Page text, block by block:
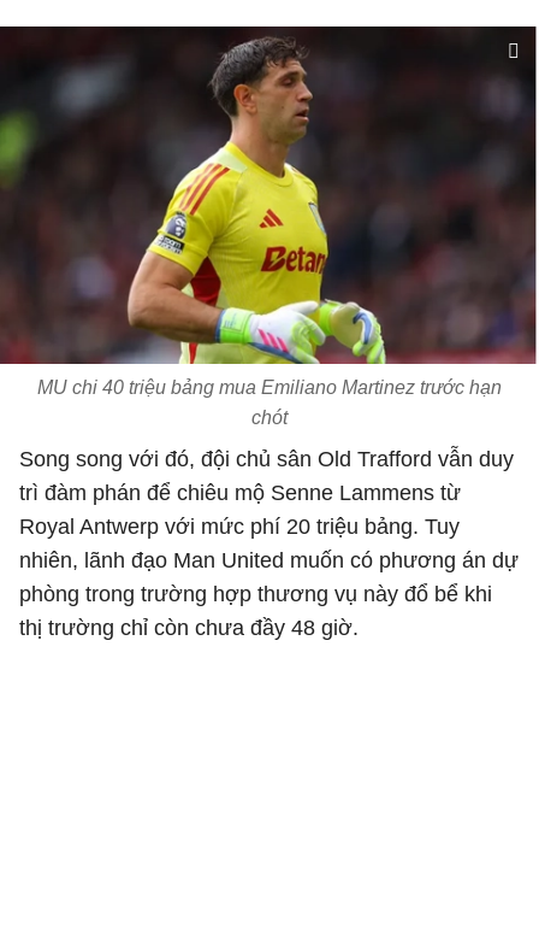
MU chi 40 triệu bảng mua Emiliano Martinez trước hạn
chót
Song song với đó, đội chủ sân Old Trafford vẫn duy
trì đàm phán để chiêu mộ Senne Lammens từ
Royal Antwerp với mức phí 20 triệu bảng. Tuy
nhiên, lãnh đạo Man United muốn có phương án dự
phòng trong trường hợp thương vụ này đổ bể khi
thị trường chỉ còn chưa đầy 48 giờ.